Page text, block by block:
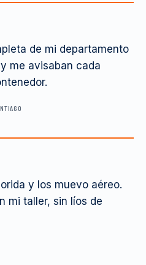
de mi departamento
me avisaban cada
y los muevo aéreo.
mi taller, sin líos de